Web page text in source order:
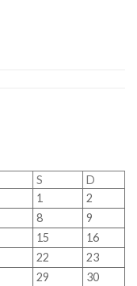
S
D
1
2
8
9
15
16
22
23
29
30